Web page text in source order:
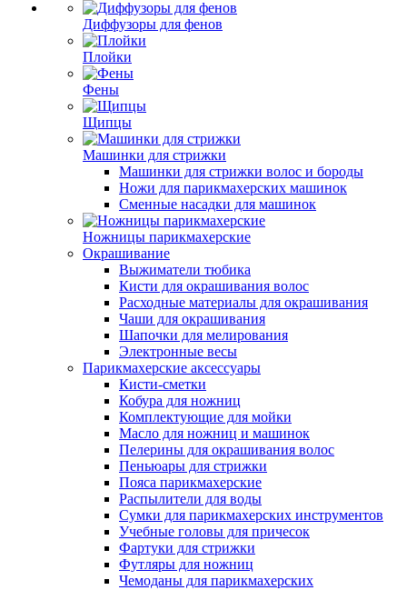
Диффузоры для фенов
Плойки
Фены
Щипцы
Машинки для стрижки
Машинки для стрижки волос и бороды
Ножи для парикмахерских машинок
Сменные насадки для машинок
Ножницы парикмахерские
Окрашивание
Выжиматели тюбика
Кисти для окрашивания волос
Расходные материалы для окрашивания
Чаши для окрашивания
Шапочки для мелирования
Электронные весы
Парикмахерские аксессуары
Кисти-сметки
Кобура для ножниц
Комплектующие для мойки
Масло для ножниц и машинок
Пелерины для окрашивания волос
Пеньюары для стрижки
Пояса парикмахерские
Распылители для воды
Сумки для парикмахерских инструментов
Учебные головы для причесок
Фартуки для стрижки
Футляры для ножниц
Чемоданы для парикмахерских